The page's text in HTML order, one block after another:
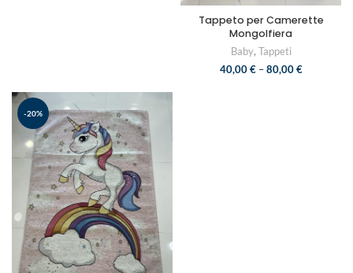
Tappeto per Camerette
Mongolfiera
Baby, Tappeti
40,00 €– 80,00 €
-20%